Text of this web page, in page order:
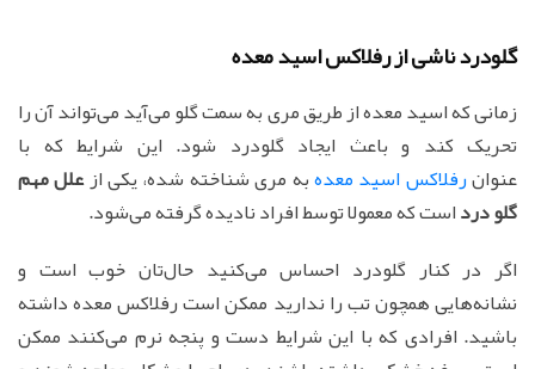
گلودرد ناشی از رفلاکس اسید معده
زمانی که اسید معده از طریق مری به سمت گلو می‌آید می‌تواند آن را
تحریک کند و باعث ایجاد گلودرد شود. این شرایط که با
عنوانرفلاکس اسید معدهبه مری شناخته شده، یکی ازعلل مهم
گلو درداست که معمولا توسط افراد نادیده گرفته می‌شود.
اگر در کنار گلودرد احساس می‌کنید حال‌تان خوب است و
نشانه‌هایی همچون تب را ندارید ممکن است رفلاکس معده داشته
باشید. افرادی که با این شرایط دست و پنجه نرم می‌کنند ممکن